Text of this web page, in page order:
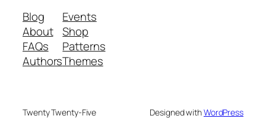
Blog
About
FAQs
Authors
Events
Shop
Patterns
Themes
Twenty Twenty-Five Designed withWordPress